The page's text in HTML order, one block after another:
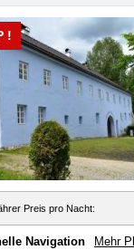
!
Preis pro Nacht:
Navigation Mehr